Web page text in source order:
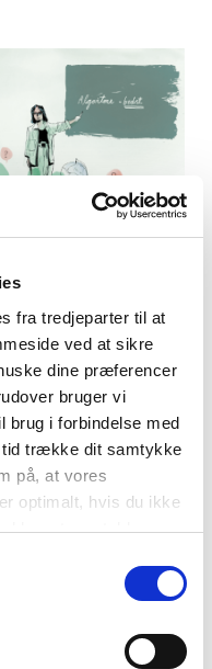
fra tredjeparter til at
ved at sikre
dine præferencer
bruger vi
brug i forbindelse med
tid trække dit samtykke
på, at vores
optimalt, hvis du ikke
et samtykke.